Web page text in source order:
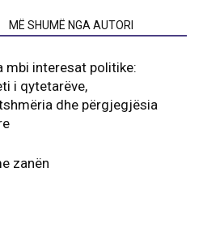
MË SHUMË NGA AUTORI
mbi interesat politike:
i qytetarëve,
dhe përgjegjësia
zanën